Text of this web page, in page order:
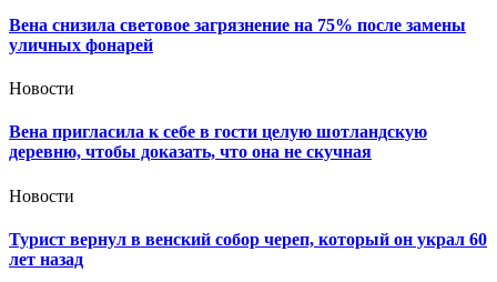
Вена снизила световое загрязнение на 75% после замены
уличных фонарей
Новости
Вена пригласила к себе в гости целую шотландскую
деревню, чтобы доказать, что она не скучная
Новости
Турист вернул в венский собор череп, который он украл 60
лет назад